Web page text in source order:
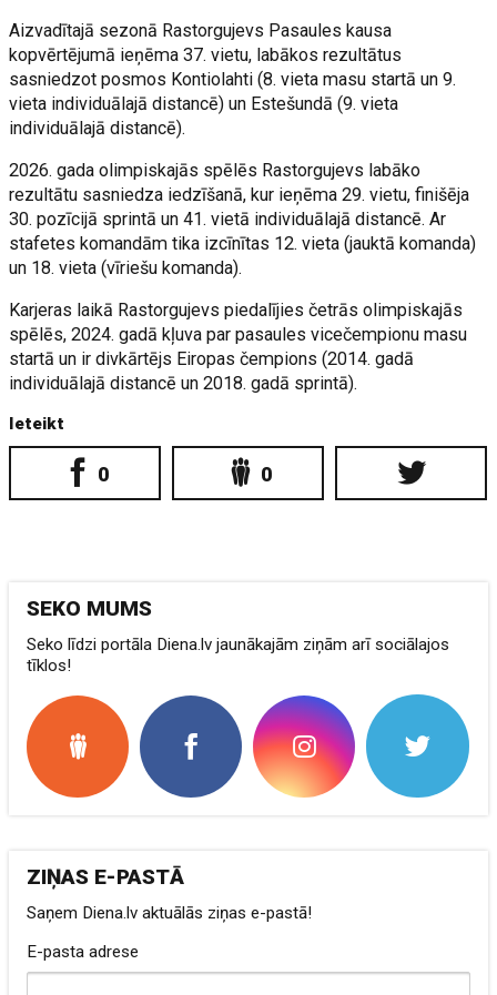
Aizvadītajā sezonā Rastorgujevs Pasaules kausa
kopvērtējumā ieņēma 37. vietu, labākos rezultātus
sasniedzot posmos Kontiolahti (8. vieta masu startā un 9.
vieta individuālajā distancē) un Estešundā (9. vieta
individuālajā distancē).
2026. gada olimpiskajās spēlēs Rastorgujevs labāko
rezultātu sasniedza iedzīšanā, kur ieņēma 29. vietu, finišēja
30. pozīcijā sprintā un 41. vietā individuālajā distancē. Ar
stafetes komandām tika izcīnītas 12. vieta (jauktā komanda)
un 18. vieta (vīriešu komanda).
Karjeras laikā Rastorgujevs piedalījies četrās olimpiskajās
spēlēs, 2024. gadā kļuva par pasaules vicečempionu masu
startā un ir divkārtējs Eiropas čempions (2014. gadā
individuālajā distancē un 2018. gadā sprintā).
Ieteikt
0 0
SEKO MUMS
Seko līdzi portāla Diena.lv jaunākajām ziņām arī sociālajos
tīklos!
ZIŅAS E-PASTĀ
Saņem Diena.lv aktuālās ziņas e-pastā!
E-pasta adrese